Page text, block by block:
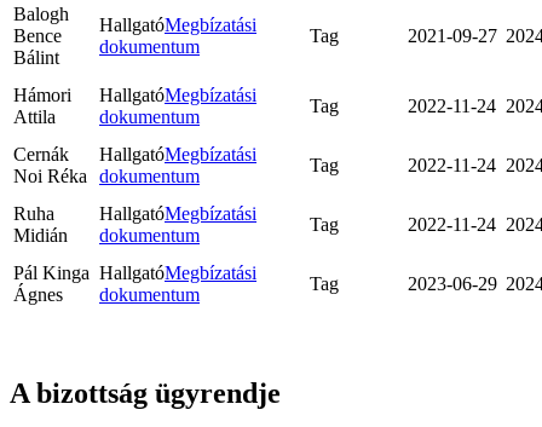
Balogh
Bence
Bálint
HallgatóMegbízatási
dokumentum
Tag 2021-09-27
Hámori
Attila
HallgatóMegbízatási
dokumentum
Tag 2022-11-24
Cernák
Noi Réka
HallgatóMegbízatási
dokumentum
Tag 2022-11-24
Ruha
Midián
HallgatóMegbízatási
dokumentum
Tag 2022-11-24
Pál Kinga
Ágnes
HallgatóMegbízatási
dokumentum
Tag 2023-06-29
A bizottság ügyrendje